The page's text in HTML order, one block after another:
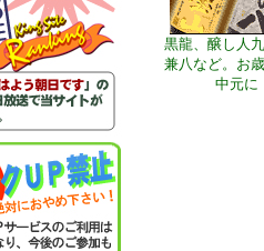
黒龍、醸し人
兼八など。お
中元に